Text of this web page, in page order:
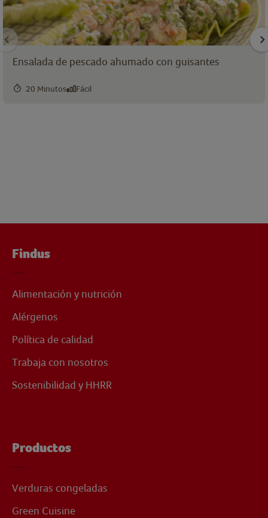
Ensalada de pescado ahumado con guisantes
20 Minutos Fácil
Findus
Alimentación y nutrición
Alérgenos
Política de calidad
Trabaja con nosotros
Sostenibilidad y HHRR
Productos
Verduras congeladas
Green Cuisine